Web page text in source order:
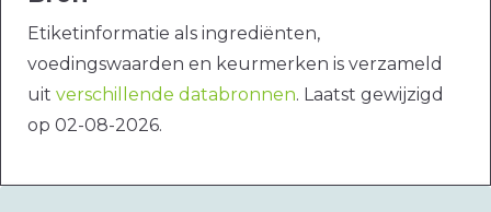
Etiketinformatie als ingrediënten,
voedingswaarden en keurmerken is verzameld
uit verschillende databronnen. Laatst gewijzigd
op 02-08-2026.